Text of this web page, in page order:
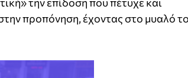
προπόνηση, έχοντας στο μυαλό